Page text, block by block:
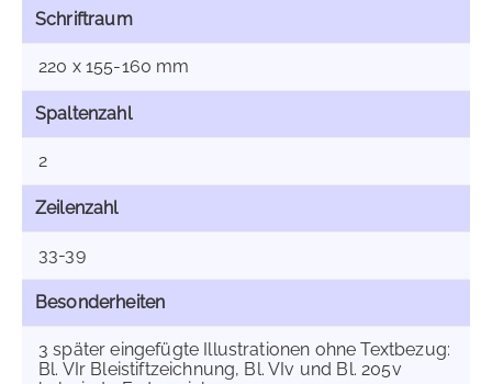
Schriftraum
220 x 155-160 mm
Spaltenzahl
2
Zeilenzahl
33-39
Besonderheiten
3 später eingefügte Illustrationen ohne Textbezug:
Bl. VIr Bleistiftzeichnung, Bl. VIv und Bl. 205v